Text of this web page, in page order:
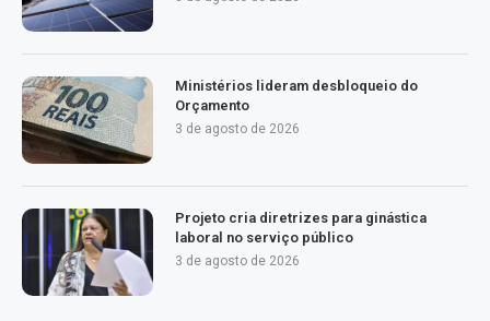
Ministérios lideram desbloqueio do
Orçamento
3 de agosto de 2026
Projeto cria diretrizes para ginástica
laboral no serviço público
3 de agosto de 2026